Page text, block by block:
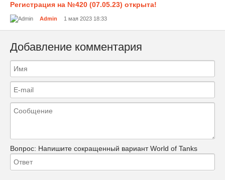
Регистрация на №420 (07.05.23) открыта!
Admin 1 мая 2023 18:33
Добавление комментария
Вопрос: Напишите сокращенный вариант World of Tanks